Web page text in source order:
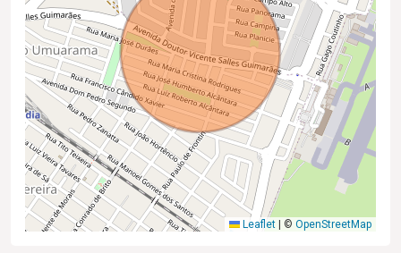
Leaflet | © OpenStreetMap